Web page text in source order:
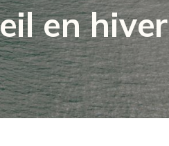
en hiver